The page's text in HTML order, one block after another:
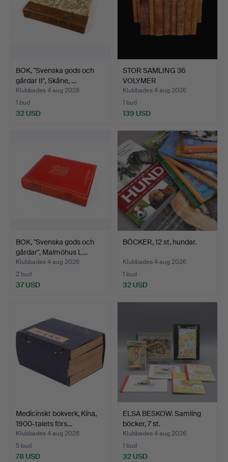
BOK, "Svenska gods och
gårdar II", Skåne, …
Klubbades 4 aug 2026
1 bud
32 USD
STOR SAMLING 36
VOLYMER
(OFULLSTÄNDIG). BI…
Klubbades 4 aug 2026
1 bud
139 USD
BOK, "Svenska gods och
gårdar", Malmöhus L…
Klubbades 4 aug 2026
2 bud
37 USD
BÖCKER, 12 st, hundar.
Klubbades 4 aug 2026
1 bud
32 USD
Medicinskt bokverk, Kina,
1900-talets förs…
Klubbades 4 aug 2026
5 bud
78 USD
ELSA BESKOW. Samling
böcker, 7 st.
Klubbades 4 aug 2026
1 bud
32 USD